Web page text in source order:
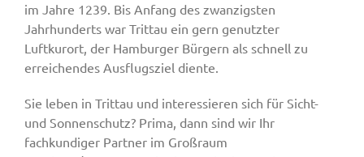
im Jahre 1239. Bis Anfang des zwanzigsten
Jahrhunderts war Trittau ein gern genutzter
Luftkurort, der Hamburger Bürgern als schnell zu
erreichendes Ausflugsziel diente.
Sie leben in Trittau und interessieren sich für Sicht-
und Sonnenschutz? Prima, dann sind wir Ihr
fachkundiger Partner im Großraum